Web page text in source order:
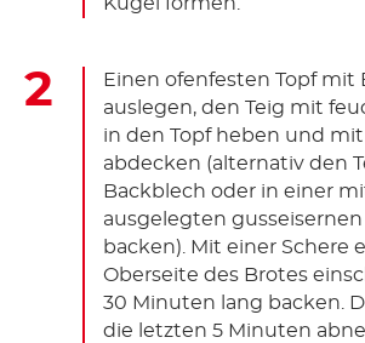
Einen ofenfesten Topf mit
auslegen, den Teig mit
in den Topf heben und
abdecken (alternativ den
Backblech oder in einer
ausgelegten gusseisernen
backen). Mit einer Schere
Oberseite des Brotes
30 Minuten lang backen.
die letzten 5 Minuten